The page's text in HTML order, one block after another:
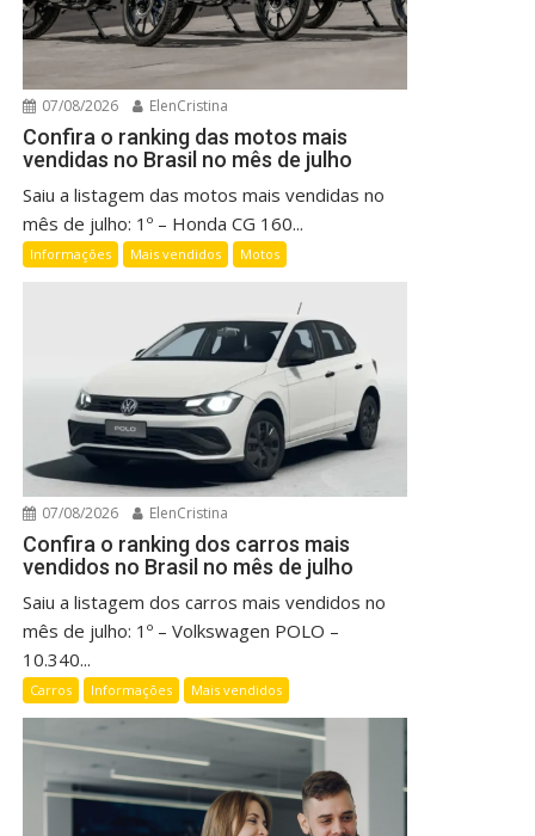
07/08/2026 ElenCristina
Confira o ranking das motos mais
vendidas no Brasil no mês de julho
Saiu a listagem das motos mais vendidas no
mês de julho: 1º – Honda CG 160...
Informações Mais vendidos Motos
07/08/2026 ElenCristina
Confira o ranking dos carros mais
vendidos no Brasil no mês de julho
Saiu a listagem dos carros mais vendidos no
mês de julho: 1º – Volkswagen POLO –
10.340...
Carros Informações Mais vendidos